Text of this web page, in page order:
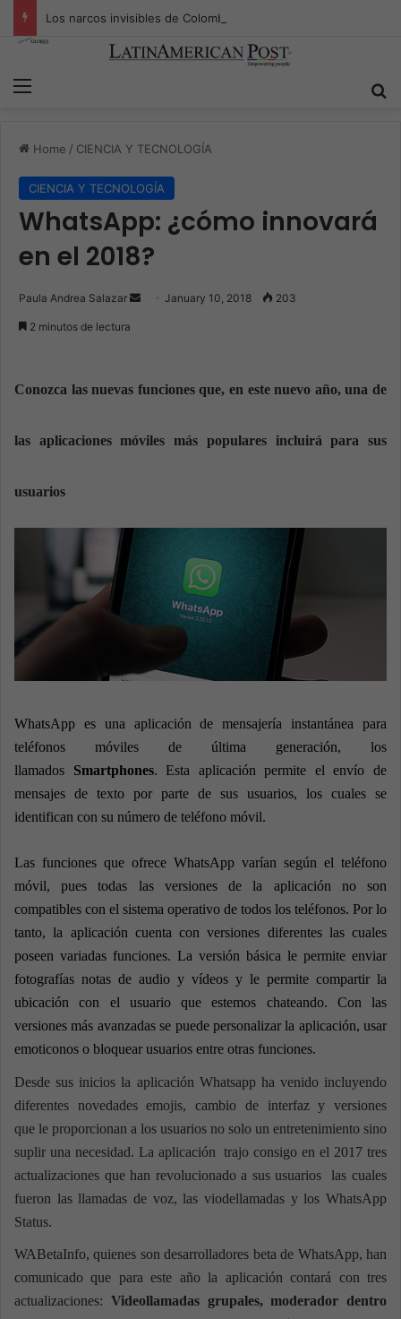
Home / CIENCIA Y TECNOLOGÍA
CIENCIA Y TECNOLOGÍA
WhatsApp: ¿cómo innovará
en el 2018?
Paula Andrea Salazar
a
m
January 10, 2018 203
2 minutos de lectura
Conozca las nuevas funciones que, en este nuevo año, una de
las aplicaciones móviles más populares incluirá para sus
usuarios
WhatsApp es una aplicación de mensajería instantánea para
teléfonos móviles de última generación, los
llamados Smartphones. Esta aplicación permite el envío de
mensajes de texto por parte de sus usuarios, los cuales se
identifican con su número de teléfono móvil.
Las funciones que ofrece WhatsApp varían según el teléfono
móvil, pues todas las versiones de la aplicación no son
compatibles con el sistema operativo de todos los teléfonos. Por lo
tanto, la aplicación cuenta con versiones diferentes las cuales
poseen variadas funciones. La versión básica le permite enviar
fotografías notas de audio y vídeos y le permite compartir la
ubicación con el usuario que estemos chateando. Con las
versiones más avanzadas se puede personalizar la aplicación, usar
emoticonos o bloquear usuarios entre otras funciones.
Desde sus inicios la aplicación Whatsapp ha venido incluyendo
diferentes novedades emojis, cambio de interfaz y versiones
que le proporcionan a los usuarios no solo un entretenimiento sino
suplir una necesidad. La aplicación trajo consigo en el 2017 tres
actualizaciones que han revolucionado a sus usuarios las cuales
fueron las llamadas de voz, las viodellamadas y los WhatsApp
Status.
WABetaInfo, quienes son desarrolladores beta de WhatsApp, han
comunicado que para este año la aplicación contará con tres
actualizaciones: Videollamadas grupales, moderador dentro